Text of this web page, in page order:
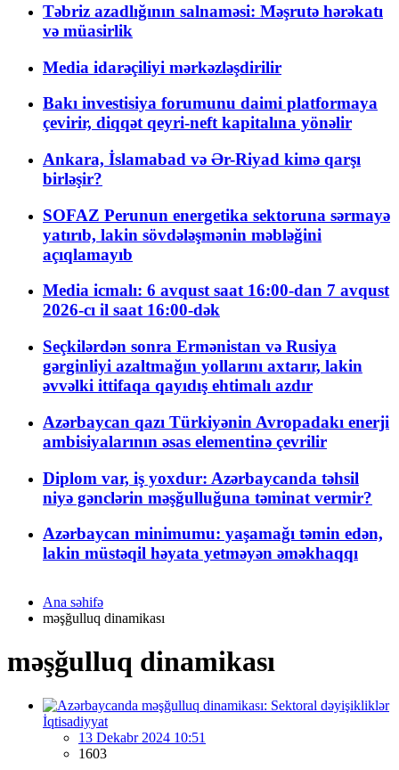
Təbriz azadlığının salnaməsi: Məşrutə hərəkatı
və müasirlik
Media idarəçiliyi mərkəzləşdirilir
Bakı investisiya forumunu daimi platformaya
çevirir, diqqət qeyri-neft kapitalına yönəlir
Ankara, İslamabad və Ər-Riyad kimə qarşı
birləşir?
SOFAZ Perunun energetika sektoruna sərmayə
yatırıb, lakin sövdələşmənin məbləğini
açıqlamayıb
Media icmalı: 6 avqust saat 16:00-dan 7 avqust
2026-cı il saat 16:00-dək
Seçkilərdən sonra Ermənistan və Rusiya
gərginliyi azaltmağın yollarını axtarır, lakin
əvvəlki ittifaqa qayıdış ehtimalı azdır
Azərbaycan qazı Türkiyənin Avropadakı enerji
ambisiyalarının əsas elementinə çevrilir
Diplom var, iş yoxdur: Azərbaycanda təhsil
niyə gənclərin məşğulluğuna təminat vermir?
Azərbaycan minimumu: yaşamağı təmin edən,
lakin müstəqil həyata yetməyən əməkhaqqı
Ana səhifə
məşğulluq dinamikası
məşğulluq dinamikası
İqtisadiyyat
13 Dekabr 2024 10:51
1603